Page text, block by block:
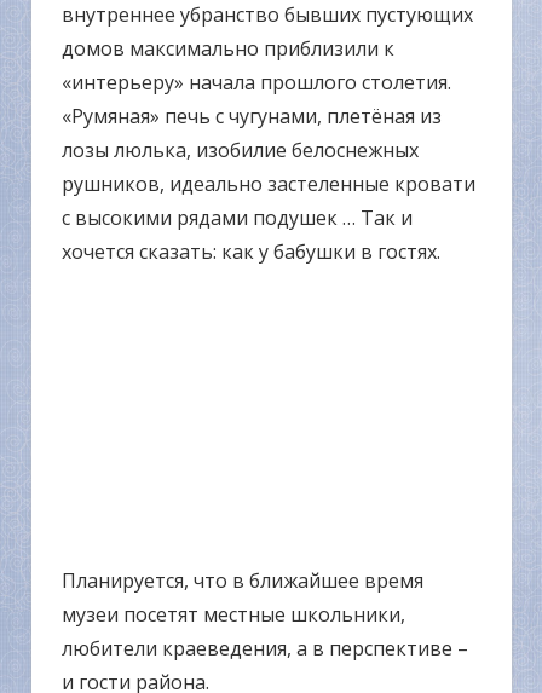
внутреннее убранство бывших пустующих
домов максимально приблизили к
«интерьеру» начала прошлого столетия.
«Румяная» печь с чугунами, плетёная из
лозы люлька, изобилие белоснежных
рушников, идеально застеленные кровати
с высокими рядами подушек … Так и
хочется сказать: как у бабушки в гостях.
Планируется, что в ближайшее время
музеи посетят местные школьники,
любители краеведения, а в перспективе –
и гости района.